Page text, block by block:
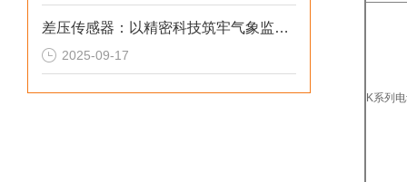
差压传感器：以精密科技筑牢气象监测的“隐形防线”
2025-09-17
K系列